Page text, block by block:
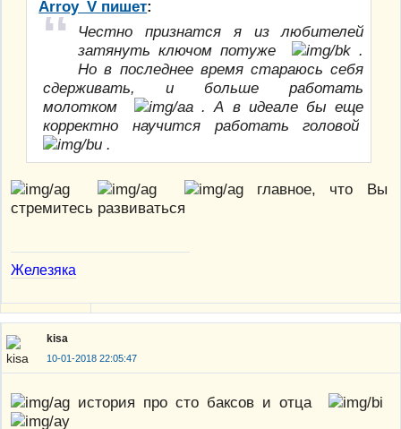
Arroy_V пишет:
Честно признатся я из любителей
затянуть ключом потуже
.
Но в последнее время стараюсь себя
сдерживать, и больше работать
молотком
. А в идеале бы еще
корректно научится работать головой
.
главное, что Вы
стремитесь развиваться
Железяка
kisa
10-01-2018 22:05:47
история про сто баксов и отца